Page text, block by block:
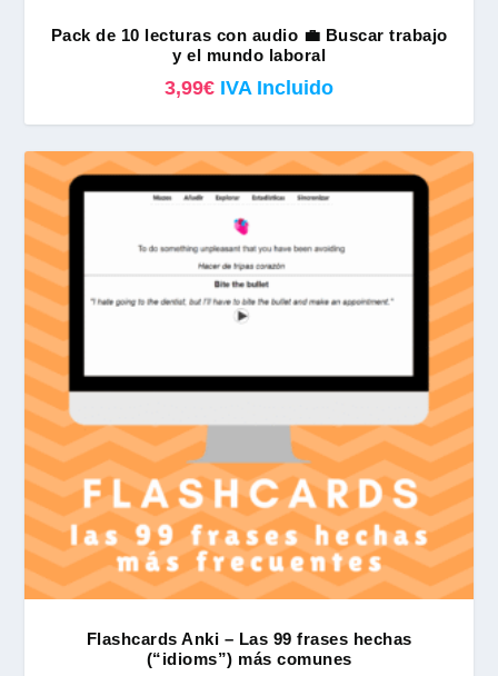
Pack de 10 lecturas con audio 💼 Buscar trabajo
y el mundo laboral
3,99€ IVA Incluido
Flashcards Anki – Las 99 frases hechas
(“idioms”) más comunes